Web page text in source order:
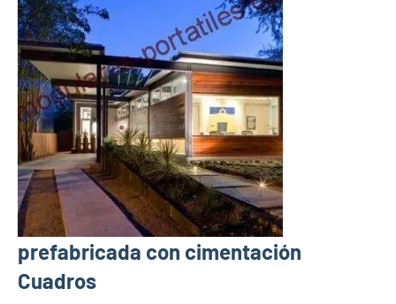
prefabricada con cimentación
Cuadros